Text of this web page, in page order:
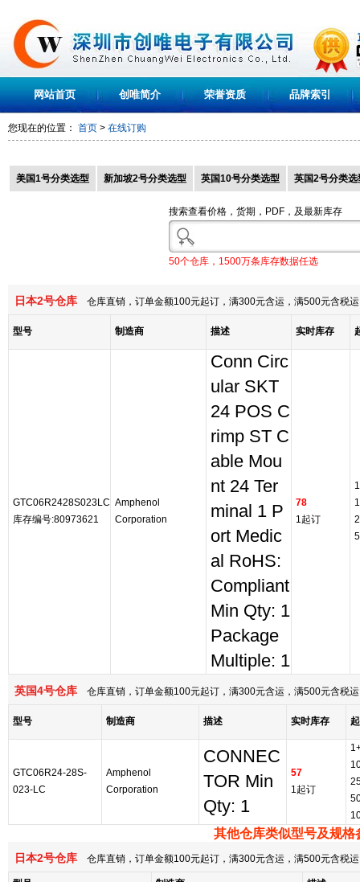
网站首页 创唯简介 荣誉资质 品牌索引
您现在的位置： 首页 > 在线订购
美国1号分类选型 新加坡2号分类选型 英国10号分类选型 英国2号分类选
搜索查看价格，货期，PDF，及最新库存
50个仓库，1500万条库存数据任选
日本2号仓库 仓库直销，订单金额100元起订，满300元含运，满500元含税
型号 制造商 描述 实时库存
GTC06R2428S023LC
库存编号:80973621
Amphenol
Corporation
Conn Circ
ular SKT
24 POS C
rimp ST C
able Mou
nt 24 Ter
minal 1 P
ort Medic
al RoHS:
Compliant
Min Qty: 1
Package
Multiple: 1
78
1起订
英国4号仓库 仓库直销，订单金额100元起订，满300元含运，满500元含税
型号 制造商 描述 实时库存
GTC06R24-28S-
023-LC
Amphenol
Corporation
CONNEC
TOR Min
Qty: 1
57
1起订
其他仓库类似型号及规格
日本2号仓库 仓库直销，订单金额100元起订，满300元含运，满500元含税